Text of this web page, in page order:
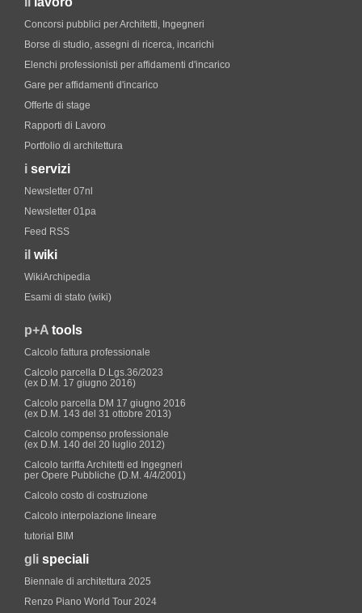
Concorsi pubblici per Architetti, Ingegneri
Borse di studio, assegni di ricerca, incarichi
Elenchi professionisti per affidamenti d'incarico
Gare per affidamenti d'incarico
Offerte di stage
Rapporti di Lavoro
Portfolio di architettura
i servizi
Newsletter 07nl
Newsletter 01pa
Feed RSS
il wiki
WikiArchipedia
Esami di stato (wiki)
p+A tools
Calcolo fattura professionale
Calcolo parcella D.Lgs.36/2023
(ex D.M. 17 giugno 2016)
Calcolo parcella DM 17 giugno 2016
(ex D.M. 143 del 31 ottobre 2013)
Calcolo compenso professionale
(ex D.M. 140 del 20 luglio 2012)
Calcolo tariffa Architetti ed Ingegneri
per Opere Pubbliche (D.M. 4/4/2001)
Calcolo costo di costruzione
Calcolo interpolazione lineare
tutorial BIM
gli speciali
Biennale di architettura 2025
Renzo Piano World Tour 2024